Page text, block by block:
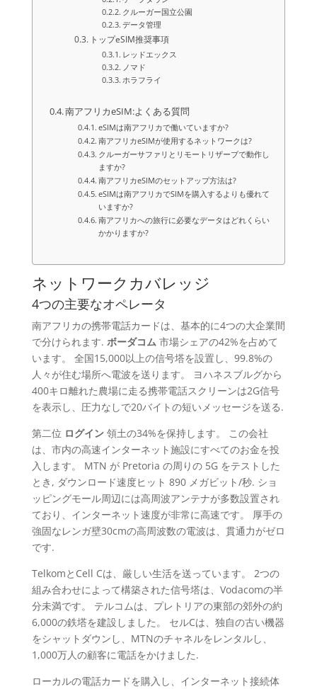
クルーガー国立公園
データ管理
トップeSIM推奨事項
レッドエックス
ノマド
ホラフライ
南アフリカeSIM:よくある質問
eSIMは南アフリカで働いていますか?
南アフリカeSIMが使用するネットワークは?
クルーガーサファリとリモートリザーブで動作し
ますか?
南アフリカeSIMのセットアップ方法は?
eSIMは南アフリカでSIMを購入するよりも優れて
いますか?
南アフリカへの旅行に必要なデータはどれくらい
かかりますか?
ネットワークカバレッジ
4つの主要なオペレータ
南アフリカの携帯電話カードは、基本的に4つの大企業間
で分けられます. ボーダコム市場シェアの42%を占めて
います。 全国15,000以上の信号塔を設置し、99.8%の
人々が住む場所へ電波を送ります。 ヨハネスブルグから
400キロ離れた農場に走る携帯電話スクリーンは2G信号
を表示し、圧力なしで20バイトの短いメッセージを送る.
第二位 ログイン領土の34%を保持します。 この会社
は、市内の高速インターネット施設にすべてのお金を投
入します。 MTN が Pretoria の周りの 5G をテストした
とき, ダウンロード速度ヒット 890 メガビット/秒. ショ
ッピングモール周辺には高周波アンテナが多数設置され
ており、インターネット速度が非常に高速です。 厚手の
強固なレンガ壁30cmの高周波数の電波は、貫通力がゼロ
です.
TelkomとCell Cは、厳しい生活を送っています。 2つの
組み合わせによって構築された信号塔は、Vodacomの半
分未満です。 テルコムは、プレトリアの東部の郊外の約
6,000の鉄塔を建設しました。 セルCは、独自の古い機器
をシャットダウンし、MTNのチャネルをレンタルし、
1,000万人の顧客に電話をかけました.
ローカルの電話カードを購入し、インターネット接続体